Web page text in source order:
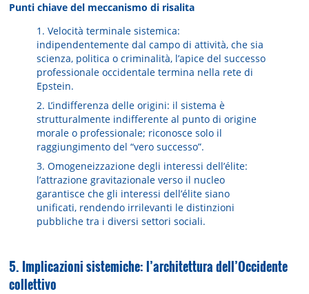
Punti chiave del meccanismo di risalita
1. Velocità terminale sistemica:
indipendentemente dal campo di attività, che sia
scienza, politica o criminalità, l’apice del successo
professionale occidentale termina nella rete di
Epstein.
2. L’indifferenza delle origini: il sistema è
strutturalmente indifferente al punto di origine
morale o professionale; riconosce solo il
raggiungimento del “vero successo”.
3. Omogeneizzazione degli interessi dell’élite:
l’attrazione gravitazionale verso il nucleo
garantisce che gli interessi dell’élite siano
unificati, rendendo irrilevanti le distinzioni
pubbliche tra i diversi settori sociali.
5. Implicazioni sistemiche: l’architettura dell’Occidente
collettivo